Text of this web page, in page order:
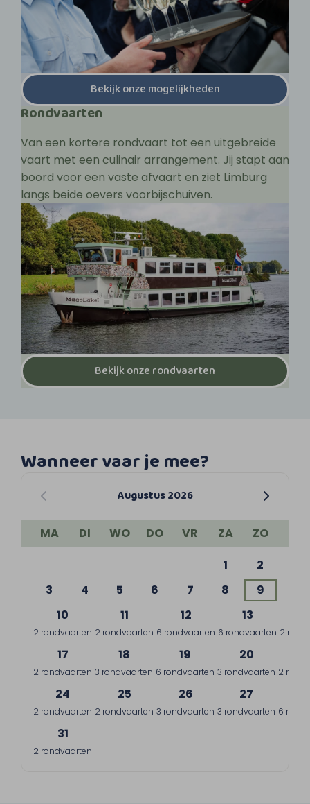
Bekijk onze mogelijkheden
Rondvaarten
Van een kortere rondvaart tot een uitgebreide
vaart met een culinair arrangement. Jij stapt aan
boord voor een vaste afvaart en ziet Limburg
langs beide oevers voorbijschuiven.
Bekijk onze rondvaarten
Wanneer vaar je mee?
Augustus 2026
MA DI WO DO VR ZA
ZO
1
2
3
4 5 6 7 8
9
10
2 rondvaarten
11
2 rondvaarten
12
6 rondvaarten
13
6 rondvaarten 2
17
2 rondvaarten
18
3 rondvaarten
19
6 rondvaarten
20
3 rondvaarten 2
24
2 rondvaarten
25
2 rondvaarten
26
3 rondvaarten
27
3 rondvaarten 6
31
2 rondvaarten